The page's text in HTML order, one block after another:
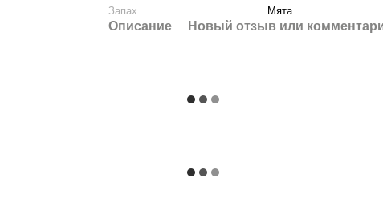
Запах
Мята
Описание Новый отзыв или